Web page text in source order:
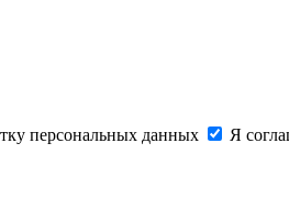
персональных данных
Я